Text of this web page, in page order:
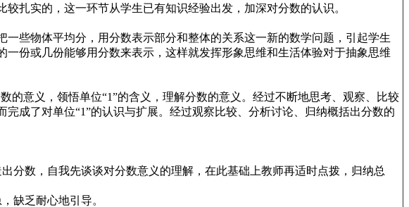
扎实的，这一环节从学生已有知识经验出发，加深对分数的认识。
些物体平均分，用分数表示部分和整体的关系这一新的数学问题，引起学生
份或几份能够用分数来表示，这样就发挥形象思维和生活体验对于抽象思维
意义，领悟单位“1”的含义，理解分数的意义。经过不断地思考、观察、比较
成了对单位“1”的认识与扩展。经过观察比较、分析讨论、归纳概括出分数的
数，自我先谈谈对分数意义的理解，在此基础上教师再适时点拨，归纳总
缺乏耐心地引导。